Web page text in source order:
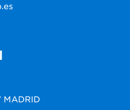
MADRID